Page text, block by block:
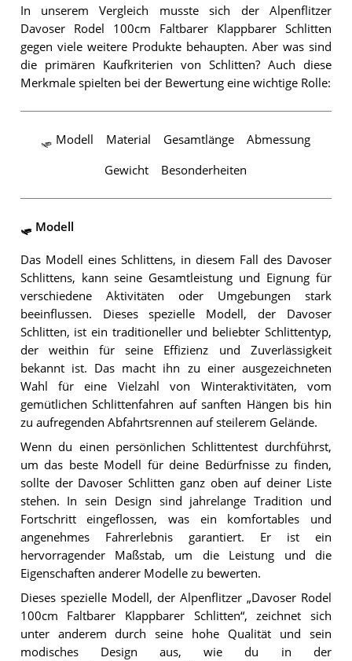
In unserem Vergleich musste sich der Alpenflitzer
Davoser Rodel 100cm Faltbarer Klappbarer Schlitten
gegen viele weitere Produkte behaupten. Aber was sind
die primären Kaufkriterien von Schlitten? Auch diese
Merkmale spielten bei der Bewertung eine wichtige Rolle:
🛷 Modell Material Gesamtlänge Abmessung
Gewicht Besonderheiten
🛷 Modell
Das Modell eines Schlittens, in diesem Fall des Davoser
Schlittens, kann seine Gesamtleistung und Eignung für
verschiedene Aktivitäten oder Umgebungen stark
beeinflussen. Dieses spezielle Modell, der Davoser
Schlitten, ist ein traditioneller und beliebter Schlittentyp,
der weithin für seine Effizienz und Zuverlässigkeit
bekannt ist. Das macht ihn zu einer ausgezeichneten
Wahl für eine Vielzahl von Winteraktivitäten, vom
gemütlichen Schlittenfahren auf sanften Hängen bis hin
zu aufregenden Abfahrtsrennen auf steilerem Gelände.
Wenn du einen persönlichen Schlittentest durchführst,
um das beste Modell für deine Bedürfnisse zu finden,
sollte der Davoser Schlitten ganz oben auf deiner Liste
stehen. In sein Design sind jahrelange Tradition und
Fortschritt eingeflossen, was ein komfortables und
angenehmes Fahrerlebnis garantiert. Er ist ein
hervorragender Maßstab, um die Leistung und die
Eigenschaften anderer Modelle zu bewerten.
Dieses spezielle Modell, der Alpenflitzer „Davoser Rodel
100cm Faltbarer Klappbarer Schlitten“, zeichnet sich
unter anderem durch seine hohe Qualität und sein
modisches Design aus, wie du in der